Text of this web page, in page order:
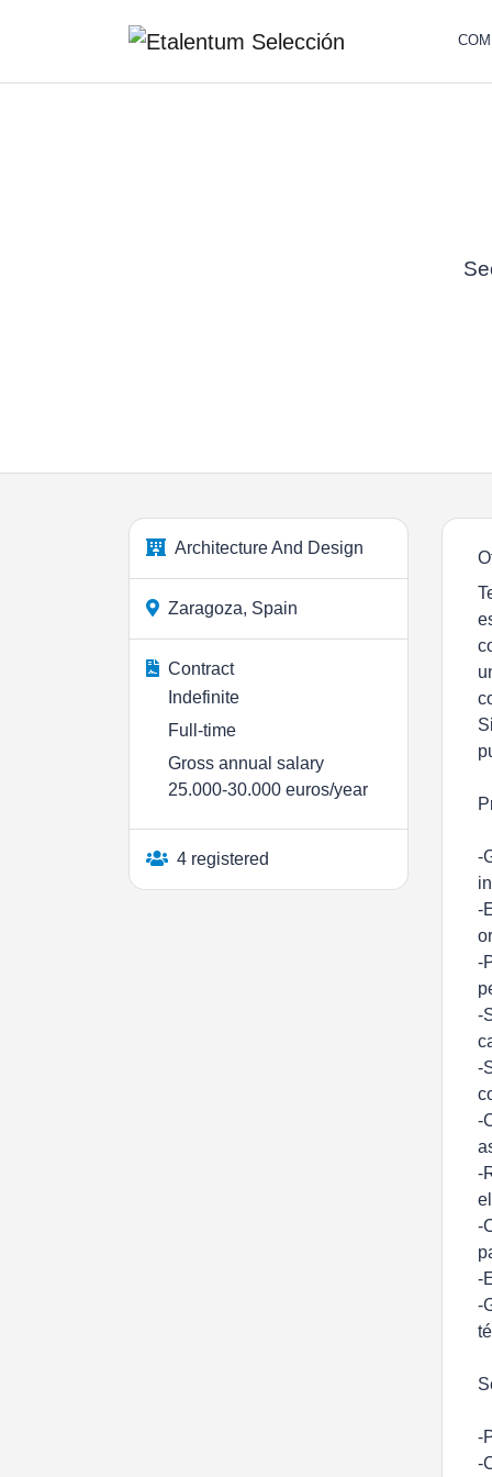
Architecture And Design
Zaragoza, Spain
Contract
Indefinite
Full-time
Gross annual salary
25.000-30.000 euros/year
4 registered
-
-
-
-
-
-
-
-
-
-
-
-